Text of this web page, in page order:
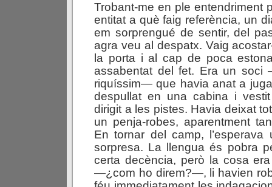
Trobant-me en ple entendriment
entitat a què faig referència, un
em sorprengué de sentir, del
agra veu al despatx. Vaig
la porta i al cap de poca
assabentat del fet. Era un soci
riquíssim— que havia anat a
despullat en una cabina i
dirigit a les pistes. Havia deixat
un penja-robes, aparentment
En tornar del camp, l’esperava
sorpresa. La llengua és pobra
certa decència, però la cosa
—¿com ho direm?—, li havien